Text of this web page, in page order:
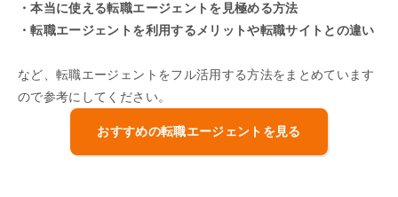
・本当に使える転職エージェントを見極める方法
・転職エージェントを利用するメリットや転職サイトとの違い
など、転職エージェントをフル活用する方法をまとめています
ので参考にしてください。
おすすめの転職エージェントを見る